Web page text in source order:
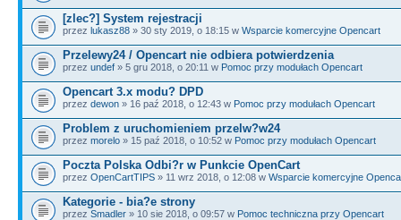
[zlec?] System rejestracji
przez lukasz88 » 30 sty 2019, o 18:15 w Wsparcie komercyjne Opencart
Przelewy24 / Opencart nie odbiera potwierdzenia
przez undef » 5 gru 2018, o 20:11 w Pomoc przy modułach Opencart
Opencart 3.x modu? DPD
przez dewon » 16 paź 2018, o 12:43 w Pomoc przy modułach Opencart
Problem z uruchomieniem przelw?w24
przez morelo » 15 paź 2018, o 10:52 w Pomoc przy modułach Opencart
Poczta Polska Odbi?r w Punkcie OpenCart
przez OpenCartTIPS » 11 wrz 2018, o 12:08 w Wsparcie komercyjne
Kategorie - bia?e strony
przez Smadler » 10 sie 2018, o 09:57 w Pomoc techniczna przy Opencart